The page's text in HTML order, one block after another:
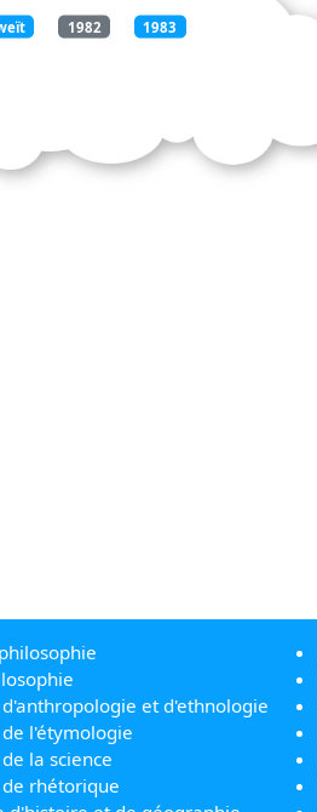
1982 1983
et d'ethnologie
l'étymologie
la science
rhétorique